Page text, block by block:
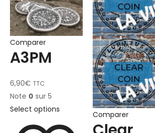
Comparer
A3PM
6,90€ TTC
Note 0 sur 5
Select options
Comparer